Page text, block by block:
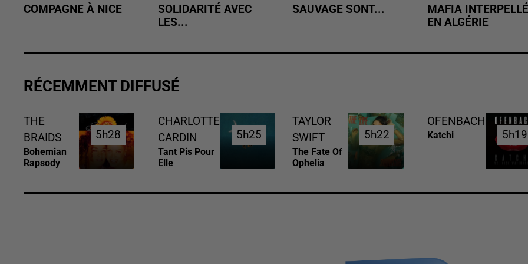
COMPAGNE À NICE
SOLIDARITÉ AVEC
LES...
SAUVAGE SONT...
MAFIA INTERPELLÉ
EN ALGÉRIE
RÉCEMMENT DIFFUSÉ
THE
BRAIDS
Bohemian
Rapsody
5h28
5h28
CHARLOTTE
CARDIN
Tant Pis Pour
Elle
5h25
5h25
TAYLOR
SWIFT
The Fate Of
Ophelia
5h22
5h22
OFENBACH
Katchi 5h19
5h19